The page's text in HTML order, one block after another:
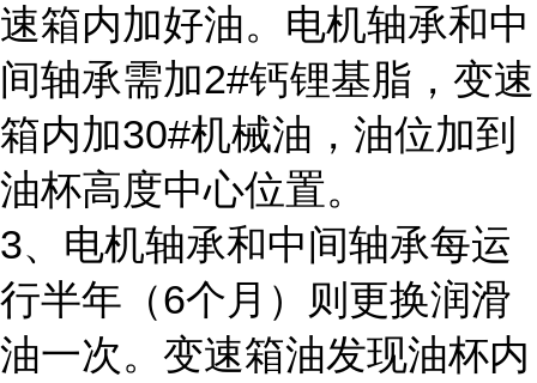
速箱内加好油。电机轴承和中
间轴承需加2#钙锂基脂，变速
箱内加30#机械油，油位加到
油杯高度中心位置。
3、电机轴承和中间轴承每运
行半年（6个月）则更换润滑
油一次。变速箱油发现油杯内